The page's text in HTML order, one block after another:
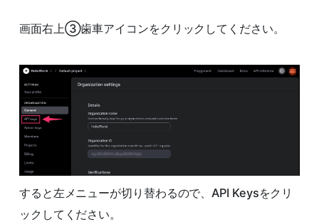
画面右上③歯車アイコンをクリックしてください。
すると左メニューが切り替わるので、API Keysをクリ
ックしてください。